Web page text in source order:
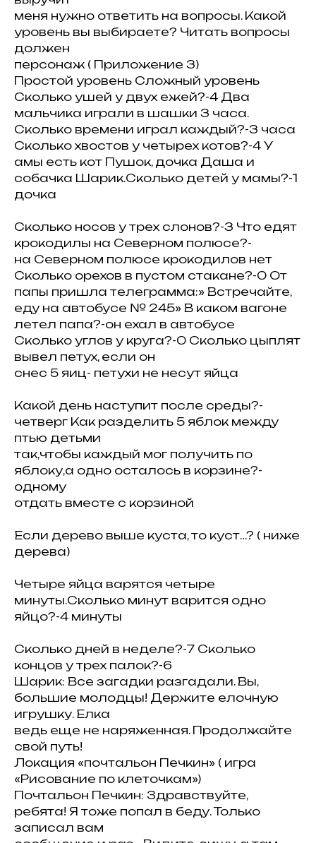
меня нужно ответить на вопросы. Какой
уровень вы выбираете? Читать вопросы
должен
персонаж ( Приложение 3)
Простой уровень Сложный уровень
Сколько ушей у двух ежей?-4 Два
мальчика играли в шашки 3 часа.
Сколько времени играл каждый?-3 часа
Сколько хвостов у четырех котов?-4 У
амы есть кот Пушок, дочка Даша и
собачка Шарик.Сколько детей у мамы?-1
дочка
Сколько носов у трех слонов?-3 Что едят
крокодилы на Северном полюсе?-
на Северном полюсе крокодилов нет
Сколько орехов в пустом стакане?-0 От
папы пришла телеграмма:» Встречайте,
еду на автобусе № 245» В каком вагоне
летел папа?-он ехал в автобусе
Сколько углов у круга?-0 Сколько цыплят
вывел петух, если он
снес 5 яиц- петухи не несут яйца
Какой день наступит после среды?-
четверг Как разделить 5 яблок между
птью детьми
так,чтобы каждый мог получить по
яблоку,а одно осталось в корзине?-
одному
отдать вместе с корзиной
Если дерево выше куста, то куст…? ( ниже
дерева)
Четыре яйца варятся четыре
минуты.Сколько минут варится одно
яйцо?-4 минуты
Сколько дней в неделе?-7 Сколько
концов у трех палок?-6
Шарик: Все загадки разгадали. Вы,
большие молодцы! Держите елочную
игрушку. Елка
ведь еще не наряженная. Продолжайте
свой путь!
Локация «почтальон Печкин» ( игра
«Рисование по клеточкам»)
Почтальон Печкин: Здравствуйте,
ребята! Я тоже попал в беду. Только
записал вам